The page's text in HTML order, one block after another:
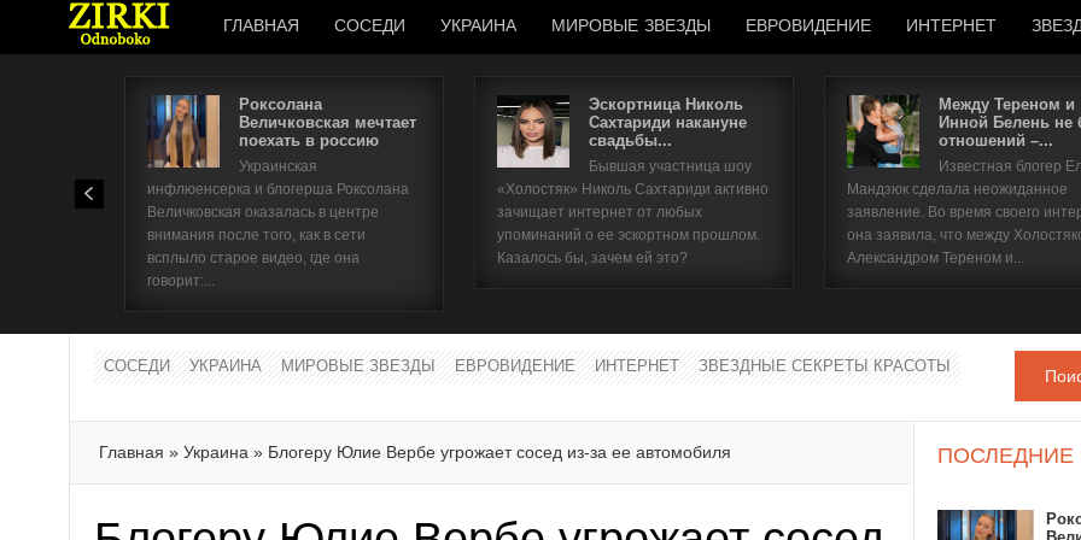
ГЛАВНАЯ СОСЕДИ УКРАИНА МИРОВЫЕ ЗВЕЗДЫ ЕВРОВИДЕНИЕ ИНТЕРНЕТ
Роксолана
Величковская мечтает
поехать в россию
Украинская
инфлюенсерка и блогерша Роксолана
Величковская оказалась в центре
внимания после того, как в сети
всплыло старое видео, где она
говорит:...
Эскортница Николь
Сахтариди накануне
свадьбы...
Бывшая участница шоу
«Холостяк» Николь Сахтариди активно
зачищает интернет от любых
упоминаний о ее эскортном прошлом.
Казалось бы, зачем ей это?
Между Тереном и
Инной Белень не
отношений –...
Известная блогер
Мандзюк сделала неожиданное
заявление. Во время своего
она заявила, что между
Александром Тереном и...
СОСЕДИ УКРАИНА МИРОВЫЕ ЗВЕЗДЫ ЕВРОВИДЕНИЕ ИНТЕРНЕТ ЗВЕЗДНЫЕ СЕКРЕТЫ КРАСОТЫ
Главная » Украина » Блогеру Юлие Вербе угрожает сосед из-за ее автомобиля ПОСЛЕДНИЕ
Имя пользователя
Забыли имя пользователя?